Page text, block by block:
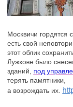
Москвичи гордятся
есть свой
этот облик
Лужкове было
зданий, под
терять памятники,
а возрождать их.